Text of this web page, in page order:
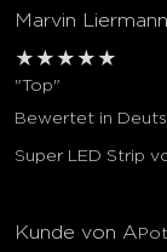
Marvin Liermann
★ ★ ★ ★ ★
"Top"
Bewertet in
Super LED Strip
Kunde von A